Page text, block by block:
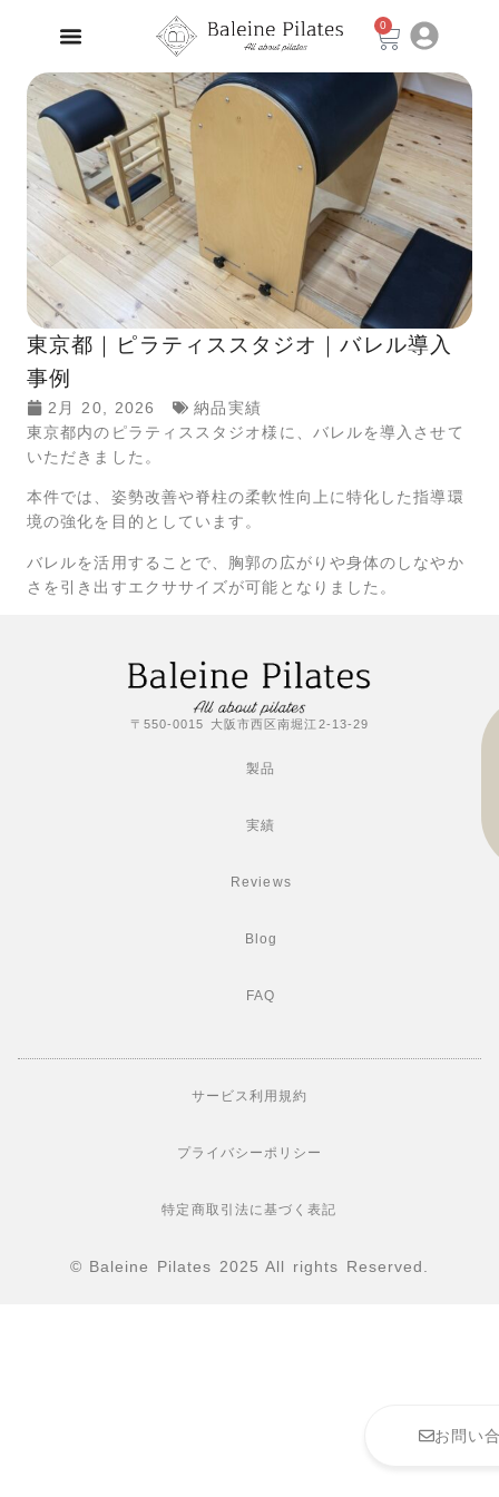
0
お問い
東京都｜ピラティススタジオ｜バレル導入
事例
2月 20, 2026
納品実績
東京都内のピラティススタジオ様に、バレルを導入させて
いただきました。
本件では、姿勢改善や脊柱の柔軟性向上に特化した指導環
境の強化を目的としています。
バレルを活用することで、胸郭の広がりや身体のしなやか
さを引き出すエクササイズが可能となりました。
〒550-0015 大阪市西区南堀江2-13-29
製品
実績
Reviews
Blog
FAQ
© Baleine Pilates 2025 All rights Reserved.
サービス利用規約
プライバシーポリシー
特定商取引法に基づく表記